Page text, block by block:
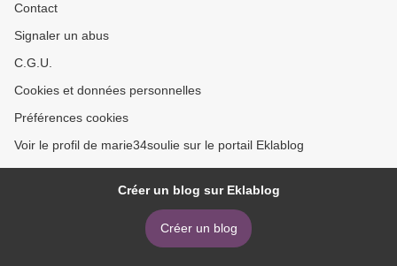
Contact
Signaler un abus
C.G.U.
Cookies et données personnelles
Préférences cookies
Voir le profil de marie34soulie sur le portail Eklablog
Créer un blog sur Eklablog
Créer un blog